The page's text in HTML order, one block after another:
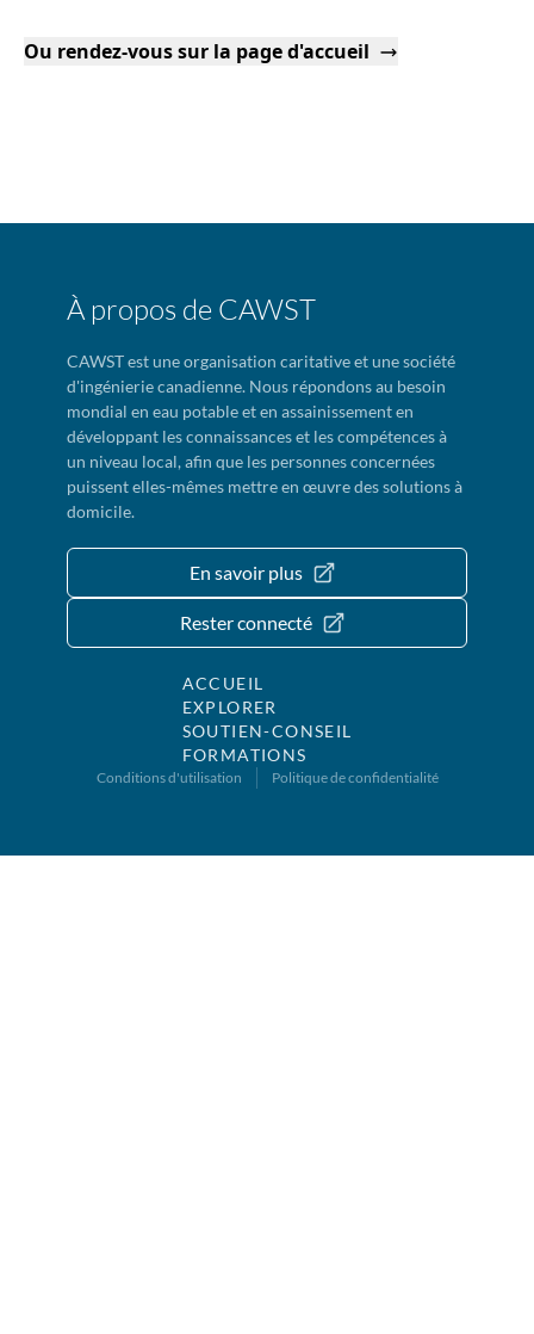
Ou rendez-vous sur la page d'accueil
À propos de CAWST
CAWST est une organisation caritative et une société
d'ingénierie canadienne. Nous répondons au besoin
mondial en eau potable et en assainissement en
développant les connaissances et les compétences à
un niveau local, afin que les personnes concernées
puissent elles-mêmes mettre en œuvre des solutions à
domicile.
En savoir plus
Rester connecté
ACCUEIL
EXPLORER
SOUTIEN-CONSEIL
FORMATIONS
Conditions d'utilisation Politique de confidentialité